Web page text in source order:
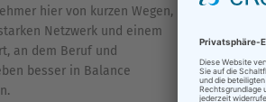
hier von kurzen Wegen,
Netzwerk und einem
an dem Beruf und
besser in Balance
Platz,